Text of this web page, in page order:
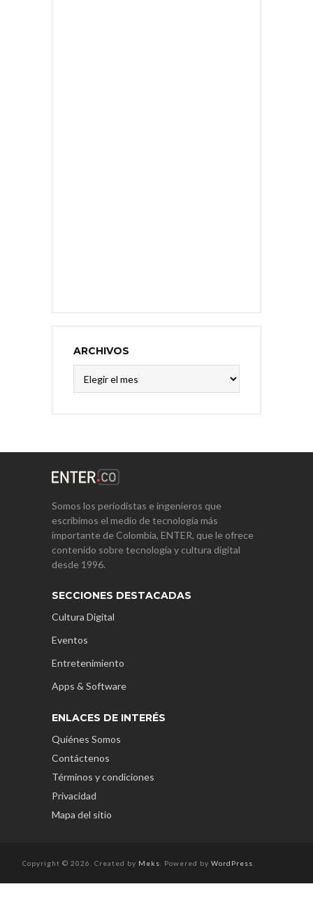
ARCHIVOS
Somos los periodistas e ingenieros que
escribimos el medio de tecnología más
importante de Colombia, ENTER, que le ofrece
contenido sobre tecnología y cultura digital
desde 1996.
SECCIONES DESTACADAS
Cultura Digital
Eventos
Entretenimiento
Apps & Software
ENLACES DE INTERÉS
Quiénes Somos
Contáctenos
Términos y condiciones
Privacidad
Mapa del sitio
Copyright © 2026. Created by Meks . Powered by WordPress